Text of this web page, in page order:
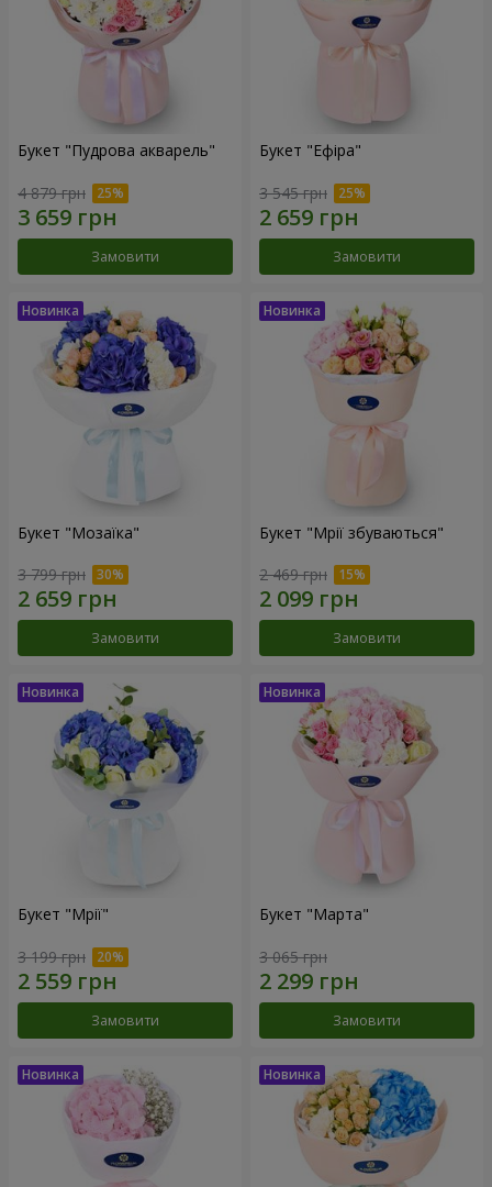
Букет "Пудрова акварель"
4 879 грн
Замовити
Букет "Ефіра"
3 545 грн
Замовити
Букет "Мозаїка"
3 799 грн
Замовити
Букет "Мрії збуваються"
2 469 грн
Замовити
Букет "Мрії"
3 199 грн
Замовити
Букет "Марта"
3 065 грн
Замовити